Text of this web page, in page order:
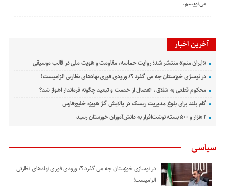
می‌نویسم.
آخرین اخبار
«ایران منم» منتشر شد؛ روایت حماسه، مقاومت و هویت ملی در قالب موسیقی
در نوسازی خوزستان چه می گذرد ؟/ ورودی فوری نهادهای نظارتی الزامیست!
محکوم قطعی به شلاق ، انفصال از خدمت و تبعید چگونه فرماندار اهواز شد؟
گام بلند برای بلوغ مدیریت ریسک در پالایش گاز هویزه خلیج‌فارس
۲ هزار و ۵۰۰ بسته نوشت‌افزار به دانش‌آموزان خوزستان رسید
سیاسی
در نوسازی خوزستان چه می گذرد ؟/ ورودی فوری نهادهای نظارتی
الزامیست!